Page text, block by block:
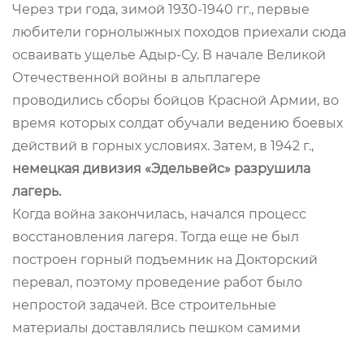
Через три года, зимой 1930-1940 гг., первые
любители горнолыжных походов приехали сюда
осваивать ущелье Адыр-Су. В начале Великой
Отечественной войны в альплагере
проводились сборы бойцов Красной Армии, во
время которых солдат обучали ведению боевых
действий в горных условиях. Затем, в 1942 г.,
немецкая дивизия «Эдельвейс» разрушила
лагерь.
Когда война закончилась, начался процесс
восстановления лагеря. Тогда еще не был
построен горный подъемник на Докторский
перевал, поэтому проведение работ было
непростой задачей. Все строительные
материалы доставлялись пешком самими